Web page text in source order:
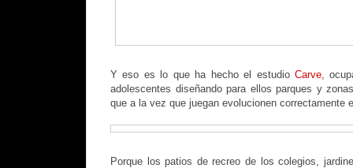
Y eso es lo que ha hecho el estudio Carve,
adolescentes diseñando para ellos parques y
que a la vez que juegan evolucionen correctamente
Porque los patios de recreo de los colegios,